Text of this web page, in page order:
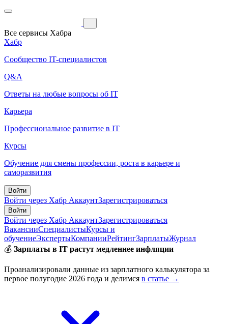
Все сервисы Хабра
Хабр
Сообщество IT-специалистов
Q&A
Ответы на любые вопросы об IT
Карьера
Профессиональное развитие в IT
Курсы
Обучение для смены профессии, роста в карьере и
саморазвития
Войти
Войти через Хабр АккаунтЗарегистрироваться
Войти
Войти через Хабр АккаунтЗарегистрироваться
ВакансииСпециалистыКурсы и
обучениеЭкспертыКомпанииРейтингЗарплатыЖурнал
💰 Зарплаты в IT растут медленнее инфляции
Проанализировали данные из зарплатного калькулятора за
первое полугодие 2026 года и делимся в статье →